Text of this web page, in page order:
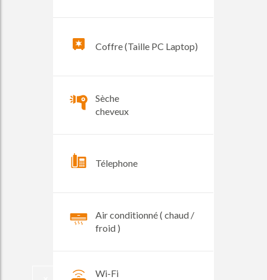
Coffre (Taille PC Laptop)
Sèche
cheveux
Télephone
Air conditionné ( chaud /
froid )
Wi-Fi